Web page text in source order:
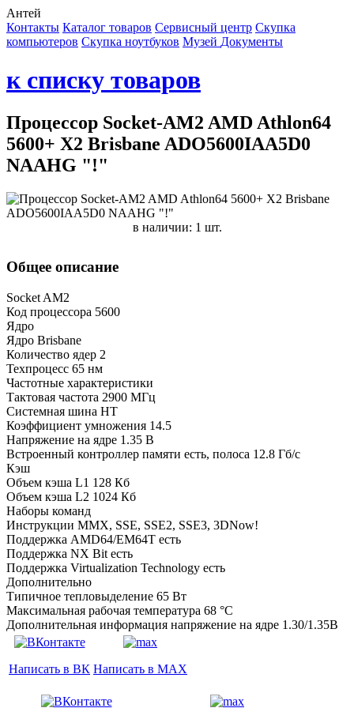
Антей
Контакты Каталог товаров Сервисный центр Cкупка
компьютеров Cкупка ноутбуков Музей Документы
к списку товаров
Процессор Socket-AM2 AMD Athlon64
5600+ X2 Brisbane ADO5600IAA5D0
NAAHG "!"
в наличии: 1 шт.
Общее описание
Socket AM2
Код процессора 5600
Ядро
Ядро Brisbane
Количество ядер 2
Техпроцесс 65 нм
Частотные характеристики
Тактовая частота 2900 МГц
Системная шина HT
Коэффициент умножения 14.5
Напряжение на ядре 1.35 B
Встроенный контроллер памяти есть, полоса 12.8 Гб/с
Кэш
Объем кэша L1 128 Кб
Объем кэша L2 1024 Кб
Наборы команд
Инструкции MMX, SSE, SSE2, SSE3, 3DNow!
Поддержка AMD64/EM64T есть
Поддержка NX Bit есть
Поддержка Virtualization Technology есть
Дополнительно
Типичное тепловыделение 65 Вт
Максимальная рабочая температура 68 °C
Дополнительная информация напряжение на ядре 1.30/1.35В
Написать в ВК Написать в MAX